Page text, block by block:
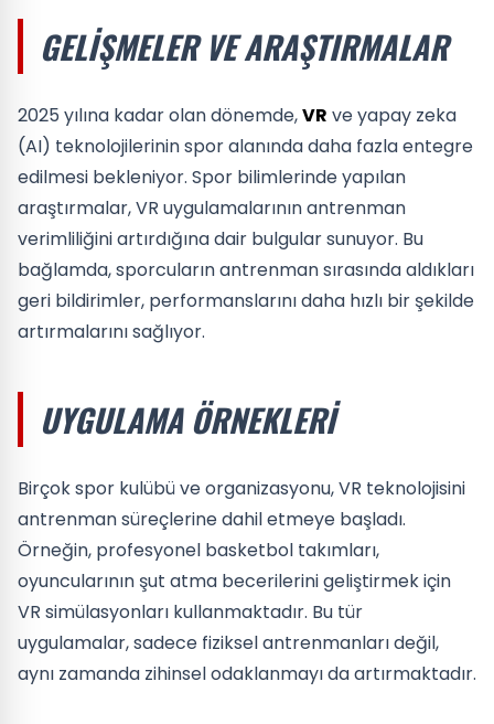
GELIŞMELER VE ARAŞTIRMALAR
2025 yılına kadar olan dönemde,VR ve yapay zeka
(AI) teknolojilerinin spor alanında daha fazla entegre
edilmesi bekleniyor. Spor bilimlerinde yapılan
araştırmalar, VR uygulamalarının antrenman
verimliliğini artırdığına dair bulgular sunuyor. Bu
bağlamda, sporcuların antrenman sırasında aldıkları
geri bildirimler, performanslarını daha hızlı bir şekilde
artırmalarını sağlıyor.
UYGULAMA ÖRNEKLERI
Birçok spor kulübü ve organizasyonu, VR teknolojisini
antrenman süreçlerine dahil etmeye başladı.
Örneğin, profesyonel basketbol takımları,
oyuncularının şut atma becerilerini geliştirmek için
VR simülasyonları kullanmaktadır. Bu tür
uygulamalar, sadece fiziksel antrenmanları değil,
aynı zamanda zihinsel odaklanmayı da artırmaktadır.